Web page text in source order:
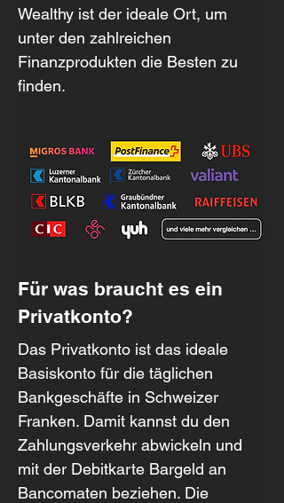
Wealthy ist der ideale Ort, um
unter den zahlreichen
Finanzprodukten die Besten zu
finden.
Für was braucht es ein
Privatkonto?
Das Privatkonto ist das ideale
Basiskonto für die täglichen
Bankgeschäfte in Schweizer
Franken. Damit kannst du den
Zahlungsverkehr abwickeln und
mit der Debitkarte Bargeld an
Bancomaten beziehen. Die